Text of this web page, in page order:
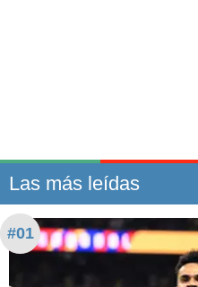
Las más leídas
#01